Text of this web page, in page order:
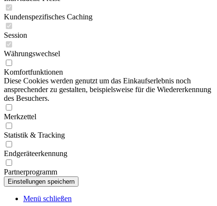
Kundenspezifisches Caching
Session
Währungswechsel
Komfortfunktionen
Diese Cookies werden genutzt um das Einkaufserlebnis noch
ansprechender zu gestalten, beispielsweise für die Wiedererkennung
des Besuchers.
Merkzettel
Statistik & Tracking
Endgeräteerkennung
Partnerprogramm
Menü schließen